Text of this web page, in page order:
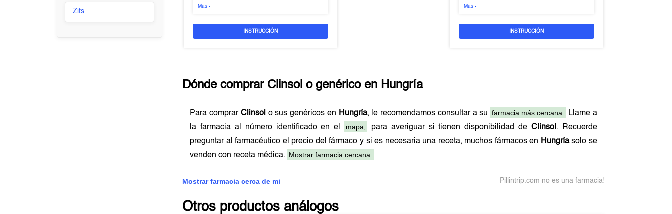
Zits
Más
INSTRUCCIÓN
Más
INSTRUCCIÓN
Dónde comprar Clinsol o genérico en Hungría
Para comprar Clinsol o sus genéricos en Hungría, le recomendamos consultar a su farmacia más cercana.
Llame a
la farmacia al número identificado en el
mapa, para averiguar si tienen disponibilidad de Clinsol . Recuerde
preguntar al farmacéutico el precio del fármaco y si es necesaria una receta, muchos fármacos en Hungríasolo se
venden con receta médica. Mostrar farmacia cercana.
Mostrar farmacia cerca de mi Pillintrip.com no es una farmacia!
Otros productos análogos